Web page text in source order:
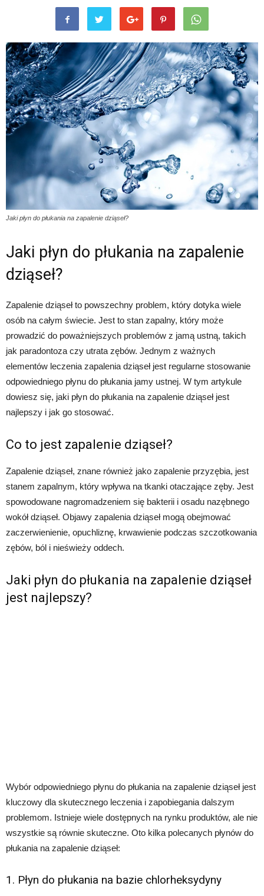
Jaki płyn do płukania na zapalenie dziąseł?
Jaki płyn do płukania na zapalenie
dziąseł?
Zapalenie dziąseł to powszechny problem, który dotyka wiele
osób na całym świecie. Jest to stan zapalny, który może
prowadzić do poważniejszych problemów z jamą ustną, takich
jak paradontoza czy utrata zębów. Jednym z ważnych
elementów leczenia zapalenia dziąseł jest regularne stosowanie
odpowiedniego płynu do płukania jamy ustnej. W tym artykule
dowiesz się, jaki płyn do płukania na zapalenie dziąseł jest
najlepszy i jak go stosować.
Co to jest zapalenie dziąseł?
Zapalenie dziąseł, znane również jako zapalenie przyzębia, jest
stanem zapalnym, który wpływa na tkanki otaczające zęby. Jest
spowodowane nagromadzeniem się bakterii i osadu nazębnego
wokół dziąseł. Objawy zapalenia dziąseł mogą obejmować
zaczerwienienie, opuchliznę, krwawienie podczas szczotkowania
zębów, ból i nieświeży oddech.
Jaki płyn do płukania na zapalenie dziąseł
jest najlepszy?
Wybór odpowiedniego płynu do płukania na zapalenie dziąseł jest
kluczowy dla skutecznego leczenia i zapobiegania dalszym
problemom. Istnieje wiele dostępnych na rynku produktów, ale nie
wszystkie są równie skuteczne. Oto kilka polecanych płynów do
płukania na zapalenie dziąseł:
1. Płyn do płukania na bazie chlorheksydyny